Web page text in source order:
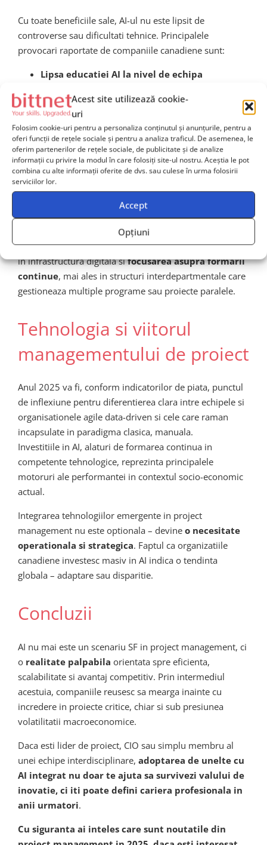
Acest site utilizează cookie-
uri
Folosim cookie-uri pentru a personaliza conținutul și anunțurile, pentru a
oferi funcții de rețele sociale și pentru a analiza traficul. De asemenea, le
oferim partenerilor de rețele sociale, de publicitate și de analize
informații cu privire la modul în care folosiți site-ul nostru. Aceștia le pot
combina cu alte informații oferite de dvs. sau culese în urma folosirii
serviciilor lor.
Accept
Opțiuni
Cu toate beneficiile sale, AI-ul nu este lipsit de
controverse sau dificultati tehnice. Principalele
provocari raportate de companiile canadiene sunt:
Lipsa educatiei AI la nivel de echipa
dedicati sau viziune strategica digitala blocheaza
scalarea.
Frici legate de inlocuirea locurilor de munca–
exista ingrijorare emotionala fata de tehnologia
care „inlocuieste” actiunea umana.
Probleme tehnice la centralizarea si
igienizarea datelor istorice
rezultate slabe in etapa initiala a adoptarii AI.
Este esentiala existe parteneriate educationale, investitii
in infrastructura digitala sifocusarea asupra formarii
continue, mai ales in structuri interdepartmentale care
gestioneaza multiple programe sau proiecte paralele.
Tehnologia si viitorul
managementului de proiect
Anul 2025 va fi, conform indicatorilor de piata, punctul
de inflexiune pentru diferentierea clara intre echipele si
organisationele agile data-driven si cele care raman
incapsulate in paradigma clasica, manuala.
Investitiile in AI, alaturi de formarea continua in
competente tehnologice, reprezinta principalele
motoruri ale performantei in contextul socio-economic
actual.
Integrarea tehnologiilor emergente in project
management nu este optionala – devine o necesitate
operationala si strategica. Faptul ca organizatiile
canadiene investesc masiv in AI indica o tendinta
globala – adaptare sau disparitie.
Concluzii
AI nu mai este un scenariu SF in project management, ci
o realitate palpabila orientata spre eficienta,
scalabilitate si avantaj competitiv. Prin intermediul
acestuia, companiile reusesc sa mearga inainte cu
incredere in proiecte critice, chiar si sub presiunea
volatilitatii macroeconomice.
Daca esti lider de proiect, CIO sau simplu membru al
unei echipe interdisciplinare, adoptarea de unelte cu
AI integrat nu doar te ajuta sa survivezi valului de
inovatie, ci iti poate defini cariera profesionala in
anii urmatori.
Cu siguranta ai inteles care sunt noutatile din